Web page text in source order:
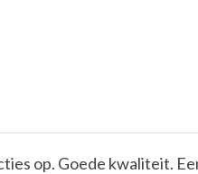
op. Goede kwaliteit.